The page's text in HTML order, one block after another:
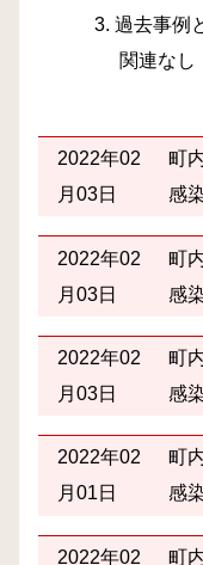
過去事例
関連なし
2022年02
月03日
町
感
2022年02
月03日
町
感
2022年02
月03日
町
感
2022年02
月01日
町
感
2022年02
町